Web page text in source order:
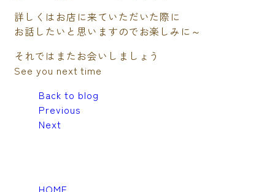
詳しくはお店に来ていただいた際に
お話したいと思いますのでお楽しみに～
それではまたお会いしましょう
See you next time
Back to blog
Previous
Next
HOME